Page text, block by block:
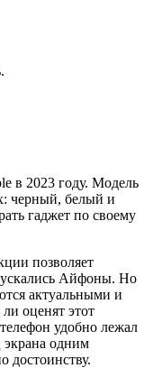
в 2023 году. Модель
черный, белый и
гаджет по своему
позволяет
Айфоны. Но
актуальными и
оценят этот
удобно лежал
экрана одним
достоинству.